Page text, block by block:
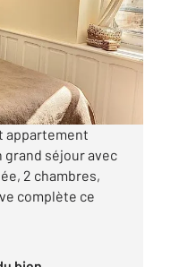
appartement
grand séjour avec
2 chambres,
complète ce